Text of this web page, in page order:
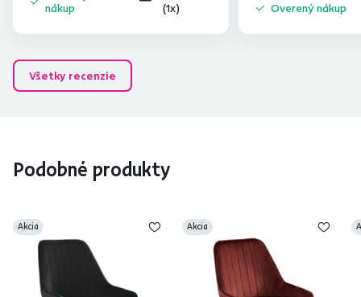
nákup
(1x)
Overený nákup
Všetky recenzie
Podobné produkty
Akcia Akcia